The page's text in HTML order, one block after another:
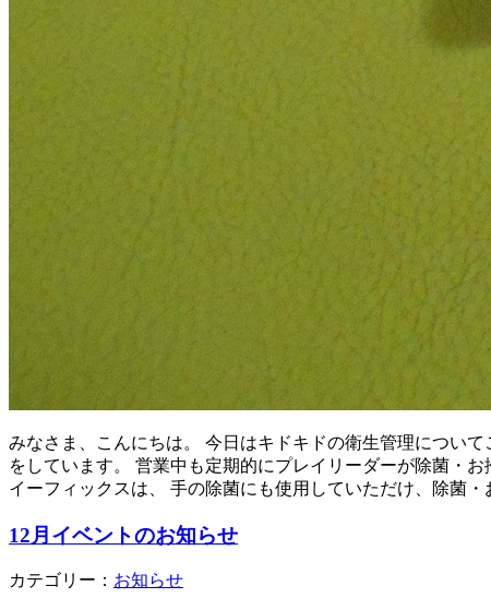
みなさま、こんにちは。 今日はキドキドの衛生管理につい
をしています。 営業中も定期的にプレイリーダーが除菌・
イーフィックスは、 手の除菌にも使用していただけ、除菌
12月イベントのお知らせ
カテゴリー： お知らせ